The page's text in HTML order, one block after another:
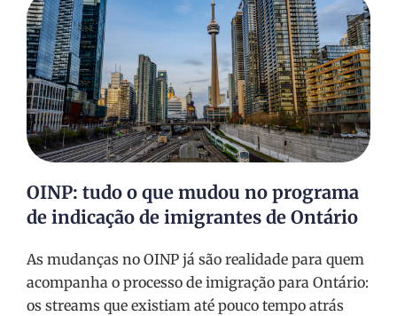
OINP: tudo o que mudou no programa
de indicação de imigrantes de Ontário
As mudanças no OINP já são realidade para quem
acompanha o processo de imigração para Ontário:
os streams que existiam até pouco tempo atrás